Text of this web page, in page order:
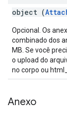
object (
Opcional. Os
combinado dos
MB. Se você
o upload do
no corpo ou
Anexo